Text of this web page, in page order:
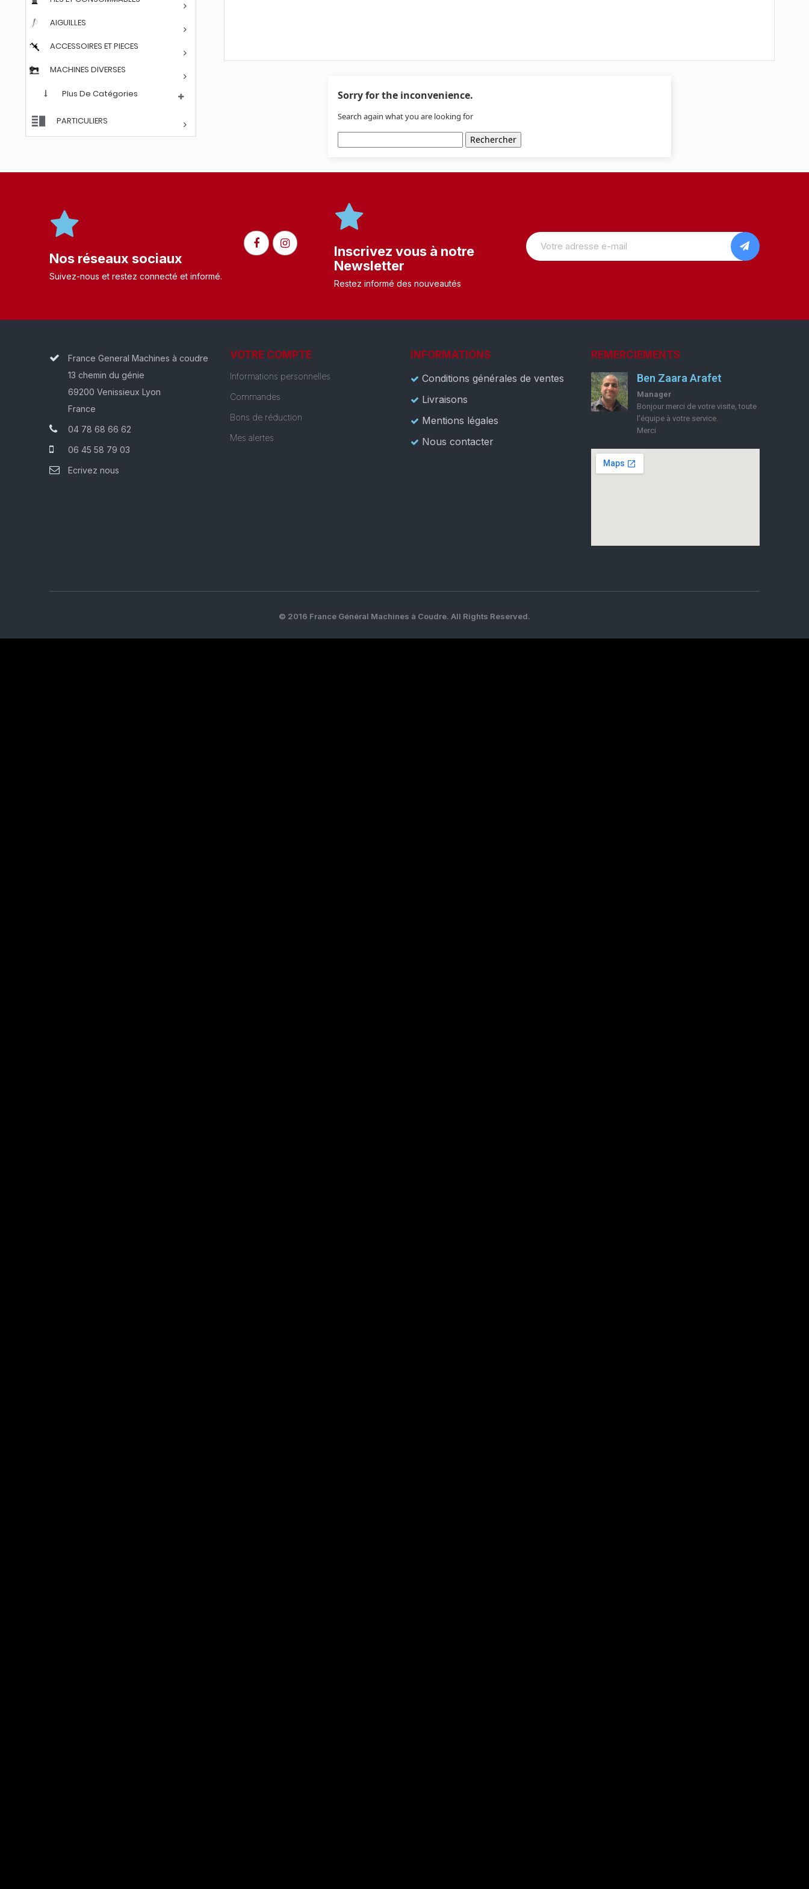
AIGUILLES
ACCESSOIRES ET PIECES
MACHINES DIVERSES
Plus De Catégories
PARTICULIERS
Sorry for the inconvenience.
Search again what you are looking for
Rechercher
Nos réseaux sociaux
Suivez-nous et restez connecté et informé.​
Inscrivez vous à notre
Newsletter
Restez informé des nouveautés
France General Machines à coudre
13 chemin du génie
69200 Venissieux Lyon
France
04 78 68 66 62
06 45 58 79 03
Ecrivez nous
VOTRE COMPTE
Informations personnelles
Commandes
Bons de réduction
Mes alertes
INFORMATIONS
Conditions générales de ventes
Livraisons
Mentions légales
Nous contacter
REMERCIEMENTS
Ben Zaara Arafet
Manager
Bonjour merci de votre visite, toute
l'équipe à votre service.
Merci
© 2016 France Général Machines à Coudre. All Rights Reserved.